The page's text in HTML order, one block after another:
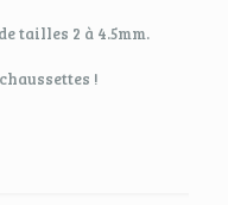
tailles 2 à 4.5mm.
!